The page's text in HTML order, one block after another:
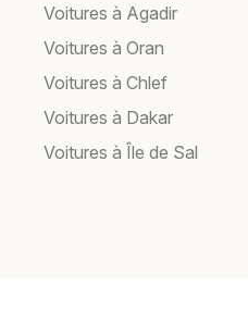
Voitures à Agadir
Voitures à Oran
Voitures à Chlef
Voitures à Dakar
Voitures à Île de Sal